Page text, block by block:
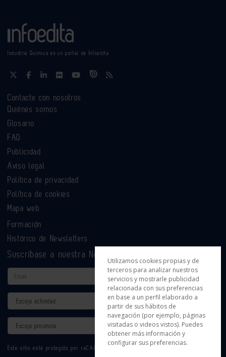
Industria Química es un portal de Infoedita
Contacte con nosotros
Quiénes somos
Glosario
FAQ
Publicidad
Aviso legal
Política de privacidad
Política de cookies
Mapa web
Formación
Histórico de Newsletters
Suscríbase a nuestra Newsletter
Email
Actividad
Provincia
Este sitio está protegido por reCAPTCHA y se aplican la
Utilizamos cookies propias y de
terceros para analizar nuestros
servicios y mostrarle publicidad
relacionada con sus preferencias
en base a un perfil elaborado a
partir de sus hábitos de
navegación (por ejemplo, páginas
visitadas o videos vistos). Puedes
obtener más información y
configurar sus preferencias.